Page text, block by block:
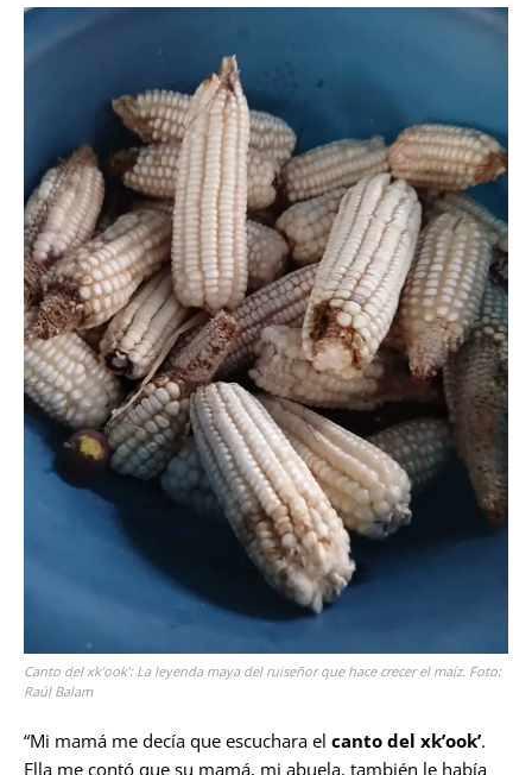
Canto del xk’ook’: La leyenda maya del ruiseñor que hace crecer el maíz. Foto:
Raúl Balam
“Mi mamá me decía que escuchara el canto del xk’ook’.
Ella me contó que su mamá, mi abuela, también le había